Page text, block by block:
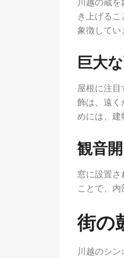
川越の蔵
き上げる
象徴してい
巨大
屋根に注目
飾は、遠く
めには、建
観音
窓に設置さ
ことで、
街の
川越のシン